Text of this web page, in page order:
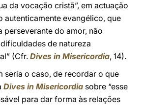
da vocação cristã”, em actuação
autenticamente evangélico, que
perseverante do amor, não
de natureza
(Cfr. Dives in Misericordia, 14).
seria o caso, de recordar o que
Dives in Misericordia sobre “esse
para dar forma às relações